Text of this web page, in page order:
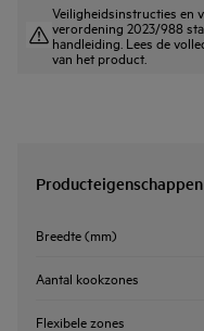
Veiligheidsinstructies en
verordening 2023/988
handleiding. Lees de
van het product.
Producteigenschappen
Breedte (mm)
Aantal kookzones
Flexibele zones